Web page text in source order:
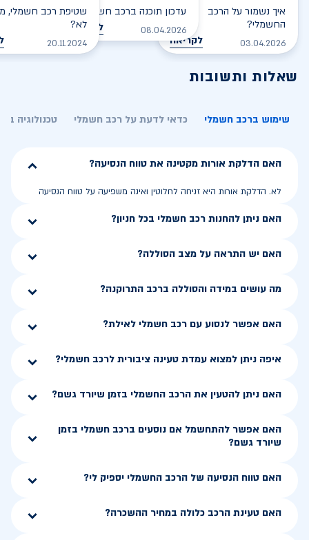
איך נשמור על הרכב
החשמלי?
03.04.2026 לקריאה
עדכון תוכנה ברכב חשמלי
08.04.2026 לקריאה
שטיפת רכב חשמלי,
לא?
20.11.2024
שאלות ותשובות
שימוש ברכב חשמלי כדאי לדעת על רכב חשמלי טכנולוגיה
האם הדלקת אורות מקטינה את טווח הנסיעה?
לא. הדלקת אורות היא זניחה לחלוטין ואינה משפיעה על טווח הנסיעה
האם ניתן להחנות רכב חשמלי בכל חניון?
האם יש התראה על מצב הסוללה?
מה עושים במידה והסוללה ברכב התרוקנה?
האם אפשר לנסוע עם רכב חשמלי לאילת?
איפה ניתן למצוא עמדת טעינה ציבורית לרכב חשמלי?
האם ניתן להטעין את הרכב החשמלי בזמן שיורד גשם?
האם אפשר להתחשמל אם נוסעים ברכב חשמלי בזמן
שיורד גשם?
האם טווח הנסיעה של הרכב החשמלי יספיק לי?
האם טעינת הרכב כלולה במחיר ההשכרה?